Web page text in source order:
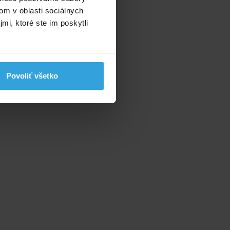
v oblasti sociálnych
ktoré ste im poskytli
Povoliť všetko